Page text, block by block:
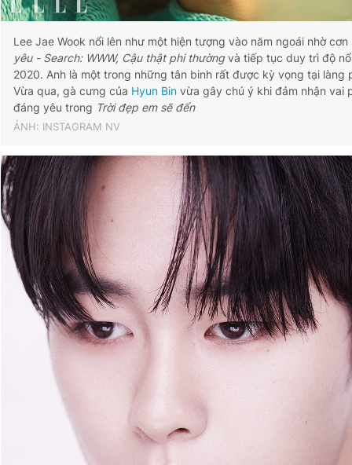
Hotline
0906 645 777
Liên hệ quảng cáo
0908 780 404
Đặt báo Quảng cáo RSS Tòa soạn Chính sách bảo
Tổng biên tập: Nguyễn Ngọc Toàn
Phó tổng biên tập thường trực: Hải Thành
Phó tổng biên tập: Lâm Hiếu Dũng
Giấy phép xuất bản số 110/GP - BTTTT cấp ngày 24.3.2020
© 2003-2026 Bản quyền thuộc về Báo Thanh Niên. Cấm sao
chép dưới mọi hình thức nếu không có sự chấp thuận bằng văn
bản. Phát triển bởi ePi Technologies, JSC.
Lee Jae Wook nổi lên như một hiện tượng vào năm ngoái nhờ cơn
yêu - Search: WWW, Cậu thật phi thườngvà tiếp tục duy trì độ
2020. Anh là một trong những tân binh rất được kỳ vọng tại làng
Vừa qua, gà cưng của Hyun Bin vừa gây chú ý khi đảm nhận vai
đáng yêu trong Trời đẹp em sẽ đến
ẢNH: INSTAGRAM NV